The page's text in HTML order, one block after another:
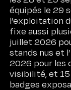
Blog
Glossaire
équipés le 29
l’exploitation
fixe aussi
juillet 2026
stands nus et
2026 pour les
visibilité, et
badges